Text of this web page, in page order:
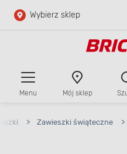
Przejdź do głównej
Wybierz sklep
Menu Mój sklep
> Zawieszki świąteczne >